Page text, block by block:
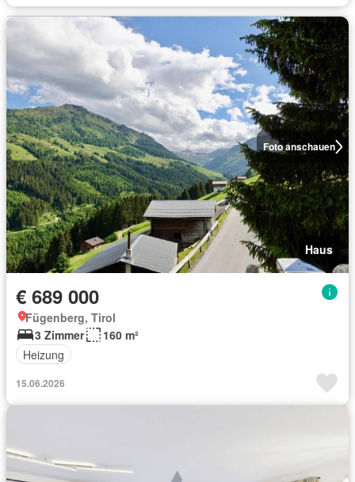
Foto anschauen
Haus
€ 689 000
Fügenberg, Tirol
3 Zimmer
160 m²
Heizung
15.06.2026